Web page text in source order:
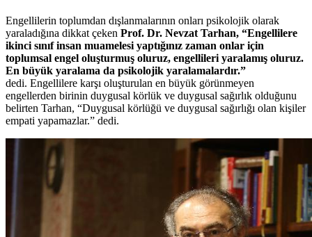
Engellilerin toplumdan dışlanmalarının onları psikolojik olarak
yaraladığına dikkat çeken Prof. Dr. Nevzat Tarhan, “Engellilere
ikinci sınıf insan muamelesi yaptığınız zaman onlar için
toplumsal engel oluşturmuş oluruz, engellileri yaralamış oluruz.
En büyük yaralama da psikolojik yaralamalardır.”
dedi. Engellilere karşı oluşturulan en büyük görünmeyen
engellerden birinin duygusal körlük ve duygusal sağırlık olduğunu
belirten Tarhan, “Duygusal körlüğü ve duygusal sağırlığı olan kişiler
empati yapamazlar.” dedi.